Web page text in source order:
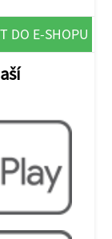
DO E-SHOPU